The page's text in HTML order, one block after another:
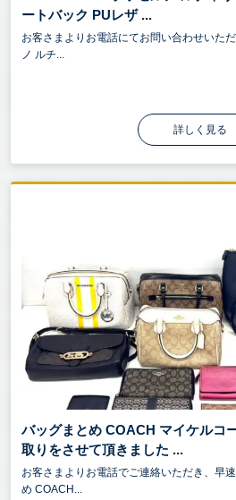
ートバック PUレザ ...
お客さまよりお電話にてお問い合わせいた
ノ ルチ...
詳しく見る
バッグまとめ COACH マイケルコ
取りをさせて頂きました ...
お客さまよりお電話でご連絡いただき、早
め COACH...